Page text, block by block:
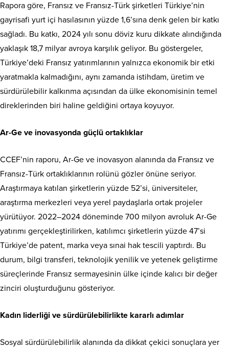
Rapora göre, Fransız ve Fransız-Türk şirketleri Türkiye’nin
gayrisafi yurt içi hasılasının yüzde 1,6’sına denk gelen bir katkı
sağladı. Bu katkı, 2024 yılı sonu döviz kuru dikkate alındığında
yaklaşık 18,7 milyar avroya karşılık geliyor. Bu göstergeler,
Türkiye’deki Fransız yatırımlarının yalnızca ekonomik bir etki
yaratmakla kalmadığını, aynı zamanda istihdam, üretim ve
sürdürülebilir kalkınma açısından da ülke ekonomisinin temel
direklerinden biri haline geldiğini ortaya koyuyor.
Ar-Ge ve inovasyonda güçlü ortaklıklar
CCEF’nin raporu, Ar-Ge ve inovasyon alanında da Fransız ve
Fransız-Türk ortaklıklarının rolünü gözler önüne seriyor.
Araştırmaya katılan şirketlerin yüzde 52’si, üniversiteler,
araştırma merkezleri veya yerel paydaşlarla ortak projeler
yürütüyor. 2022–2024 döneminde 700 milyon avroluk Ar-Ge
yatırımı gerçekleştirilirken, katılımcı şirketlerin yüzde 47’si
Türkiye’de patent, marka veya sınai hak tescili yaptırdı. Bu
durum, bilgi transferi, teknolojik yenilik ve yetenek geliştirme
süreçlerinde Fransız sermayesinin ülke içinde kalıcı bir değer
zinciri oluşturduğunu gösteriyor.
Kadın liderliği ve sürdürülebilirlikte kararlı adımlar
Sosyal sürdürülebilirlik alanında da dikkat çekici sonuçlara yer